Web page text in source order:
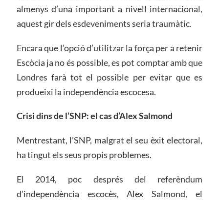
almenys d’una important a nivell internacional,
aquest gir dels esdeveniments seria traumàtic.
Encara que l’opció d’utilitzar la força per a retenir
Escòcia ja no és possible, es pot comptar amb que
Londres farà tot el possible per evitar que es
produeixi la independència escocesa.
Crisi dins de l’SNP: el cas d’Alex Salmond
Mentrestant, l’SNP, malgrat el seu èxit electoral,
ha tingut els seus propis problemes.
El 2014, poc després del referèndum
d’independència escocès, Alex Salmond, el